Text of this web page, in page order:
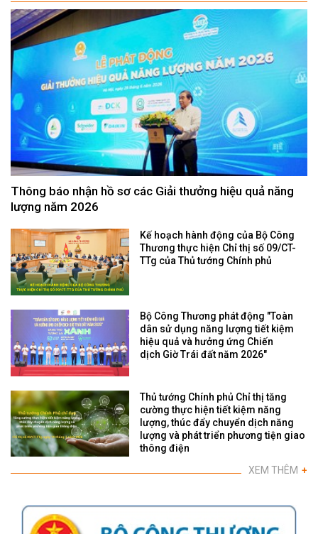
Thông báo nhận hồ sơ các Giải thưởng hiệu quả năng
lượng năm 2026
Kế hoạch hành động của Bộ Công
Thương thực hiện Chỉ thị số 09/CT-
TTg của Thủ tướng Chính phủ
Bộ Công Thương phát động "Toàn
dân sử dụng năng lượng tiết kiệm
hiệu quả và hưởng ứng Chiến
dịch Giờ Trái đất năm 2026"
Thủ tướng Chính phủ Chỉ thị tăng
cường thực hiện tiết kiệm năng
lượng, thúc đẩy chuyển dịch năng
lượng và phát triển phương tiện giao
thông điện
XEM THÊM +